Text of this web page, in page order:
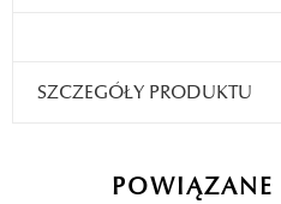
SZCZEGÓŁY PRODUKTU
POWIĄZANE